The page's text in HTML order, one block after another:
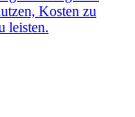
Kosten zu
leisten.